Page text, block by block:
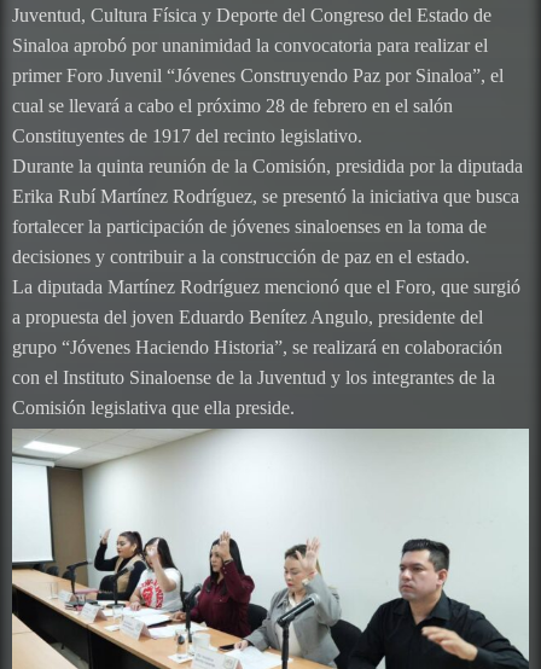
Juventud, Cultura Física y Deporte del Congreso del Estado de
Sinaloa aprobó por unanimidad la convocatoria para realizar el
primer Foro Juvenil “Jóvenes Construyendo Paz por Sinaloa”, el
cual se llevará a cabo el próximo 28 de febrero en el salón
Constituyentes de 1917 del recinto legislativo.
Durante la quinta reunión de la Comisión, presidida por la diputada
Erika Rubí Martínez Rodríguez, se presentó la iniciativa que busca
fortalecer la participación de jóvenes sinaloenses en la toma de
decisiones y contribuir a la construcción de paz en el estado.
La diputada Martínez Rodríguez mencionó que el Foro, que surgió
a propuesta del joven Eduardo Benítez Angulo, presidente del
grupo “Jóvenes Haciendo Historia”, se realizará en colaboración
con el Instituto Sinaloense de la Juventud y los integrantes de la
Comisión legislativa que ella preside.